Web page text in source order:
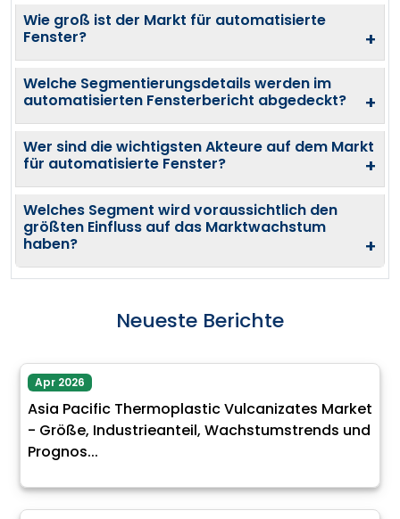
Wie groß ist der Markt für automatisierte
Fenster?
+
Welche Segmentierungsdetails werden im
automatisierten Fensterbericht abgedeckt?
+
Wer sind die wichtigsten Akteure auf dem Markt
für automatisierte Fenster?
+
Welches Segment wird voraussichtlich den
größten Einfluss auf das Marktwachstum
haben?
+
Neueste Berichte
Apr 2026
Asia Pacific Thermoplastic Vulcanizates Market
- Größe, Industrieanteil, Wachstumstrends und
Prognos...